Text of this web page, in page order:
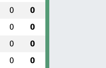
0 0
0 0
0 0
0 0